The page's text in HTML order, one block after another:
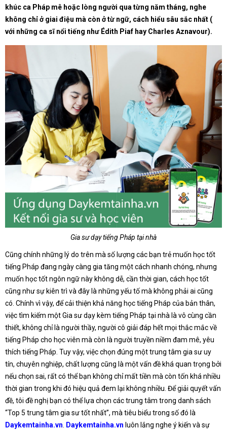
khúc ca Pháp mê hoặc lòng người qua từng năm tháng, nghe
không chỉ ở giai điệu mà còn ở từ ngữ, cách hiểu sâu sắc nhất (
với những ca sĩ nổi tiếng như Édith Piaf hay Charles Aznavour).
Gia sư dạy tiếng Pháp tại nhà
Cũng chính những lý do trên mà số lượng các bạn trẻ muốn học tốt
tiếng Pháp đang ngày càng gia tăng một cách nhanh chóng, nhưng
muốn học tốt ngôn ngữ này không dễ, cần thời gian, cách học tốt
cũng như sự kiên trì và đây là những yếu tố mà không phải ai cũng
có. Chính vì vậy, để cải thiện khả năng học tiếng Pháp của bản thân,
việc tìm kiếm một Gia sư dạy kèm tiếng Pháp tại nhà là vô cùng cần
thiết, không chỉ là người thầy, người cô giải đáp hết mọi thắc mắc về
tiếng Pháp cho học viên mà còn là người truyền niềm đam mê, yêu
thích tiếng Pháp. Tuy vậy, việc chọn đúng một trung tâm gia sư uy
tín, chuyên nghiệp, chất lượng cũng là một vấn đề khá quan trọng bởi
nếu chọn sai, rất có thể bạn không chỉ mất tiền mà còn tốn khá nhiều
thời gian trong khi đó hiệu quả đem lại không nhiều. Để giải quyết vấn
đề, tôi đề nghị bạn có thể lựa chọn các trung tâm trong danh sách
“Top 5 trung tâm gia sư tốt nhất”, mà tiêu biểu trong số đó là
Daykemtainha.vn Daykemtainha.vn luôn lắng nghe ý kiến và sự